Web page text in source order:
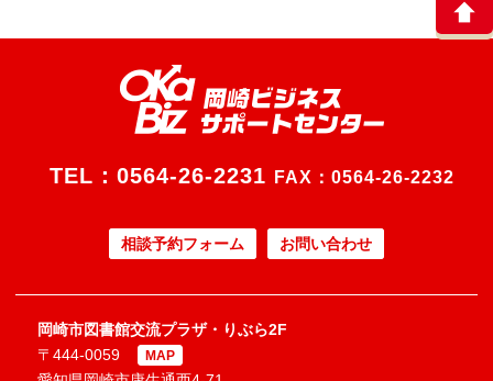
TEL： 0564-26-2231 FAX：0564-26-2232
相談予約フォーム お問い合わせ
岡崎市図書館交流プラザ・りぶら2F
〒444-0059
MAP